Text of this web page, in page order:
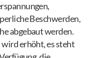
Beschwerden,
abgebaut werden.
erhöht, es steht